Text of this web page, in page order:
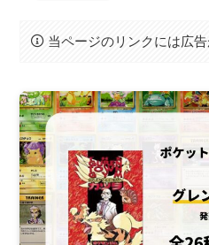
当ページのリンクには広告